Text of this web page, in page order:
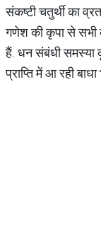
संकष्टी चतुर्थी का
गणेश की कृपा से सभी
हैं. धन संबंधी समस्या
प्राप्ति में आ रही बाधा